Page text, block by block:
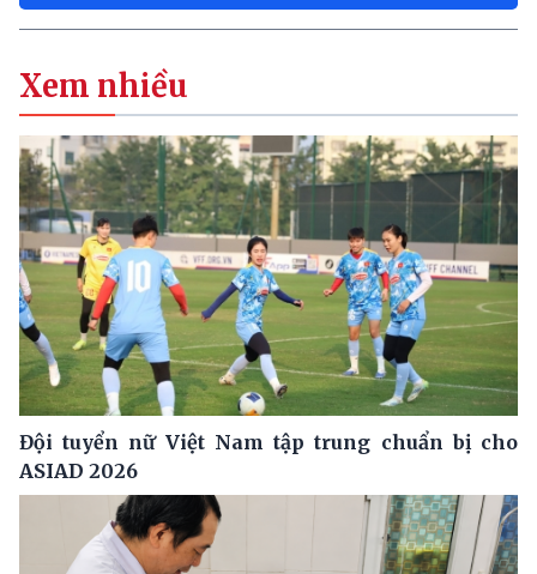
Xem nhiều
Đội tuyển nữ Việt Nam tập trung chuẩn bị cho
ASIAD 2026